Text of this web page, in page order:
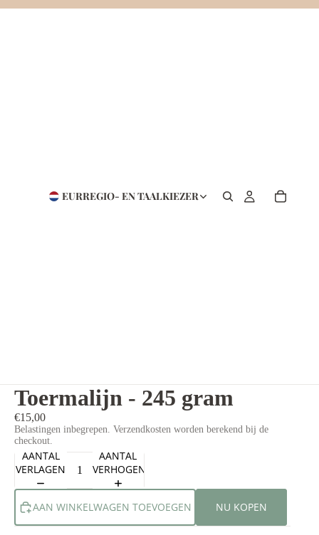
EURREGIO- EN TAALKIEZER
Toermalijn - 245 gram
€15,00
Belastingen inbegrepen. Verzendkosten worden berekend bij de
checkout.
AANTAL
VERLAGEN
AANTAL
VERHOGEN
AAN WINKELWAGEN TOEVOEGEN NU KOPEN